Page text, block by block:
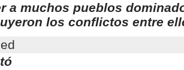
a muchos pueblos
los conflictos entre